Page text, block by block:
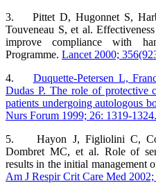
3. Pittet D, Hugonnet S,
Touveneau S, et al.
improve compliance with
Programme. Lancet 2000;
4. Duquette-Petersen L,
Dudas P. The role of protective
patients undergoing autologous
Nurs Forum 1999; 26: 1319-1324.
5. Hayon J, Figliolini C,
Dombret MC, et al. Role of
results in the initial management
Am J Respir Crit Care Med